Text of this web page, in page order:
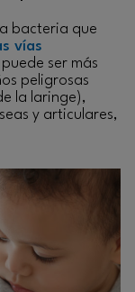
bacteria que
vías
ser más
peligrosas
la laringe),
y articulares,